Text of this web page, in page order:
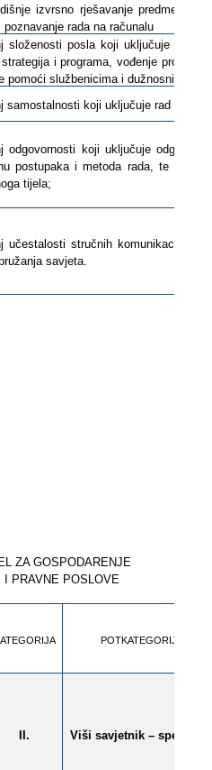
izvrsno rješavanje predmeta,
poznavanje rada na računalu
složenosti posla koji uključuje
i programa, vođenje
pomoći službenicima i dužnosnicima
samostalnosti koji uključuje rad u
odgovornosti koji uključuje
postupaka i metoda rada, te
tijela;
učestalosti stručnih komunikacija
savjeta.
ZA GOSPODARENJE
PRAVNE POSLOVE
POTKATEGORIJA
II. Viši savjetnik –